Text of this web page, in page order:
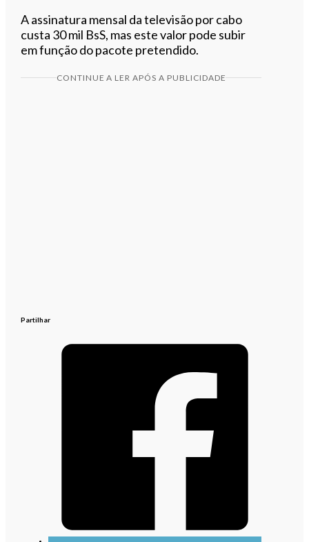
A assinatura mensal da televisão por cabo
custa 30 mil BsS, mas este valor pode subir
em função do pacote pretendido.
CONTINUE A LER APÓS A PUBLICIDADE
Partilhar